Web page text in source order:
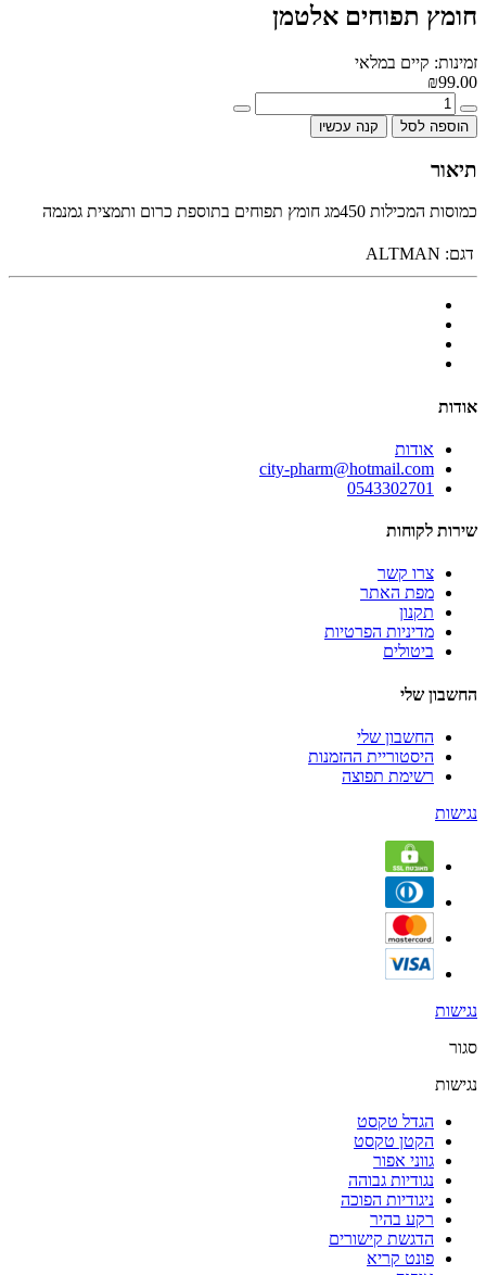
חומץ תפוחים אלטמן
זמינות: קיים במלאי
₪99.00
הוספה לסל קנה עכשיו
תיאור
כמוסות המכילות 450מג חומץ תפוחים בתוספת כרום ותמצית גמנמה
דגם: ALTMAN
אודות
אודות
city-pharm@hotmail.com
0543302701
שירות לקוחות
צרו קשר
מפת האתר
תקנון
מדיניות הפרטיות
ביטולים
החשבון שלי
החשבון שלי
היסטוריית ההזמנות
רשימת תפוצה
נגישות
נגישות
סגור
נגישות
הגדל טקסט
הקטן טקסט
גווני אפור
נגודיות גבוהה
ניגודיות הפוכה
רקע בהיר
הדגשת קישורים
פונט קריא